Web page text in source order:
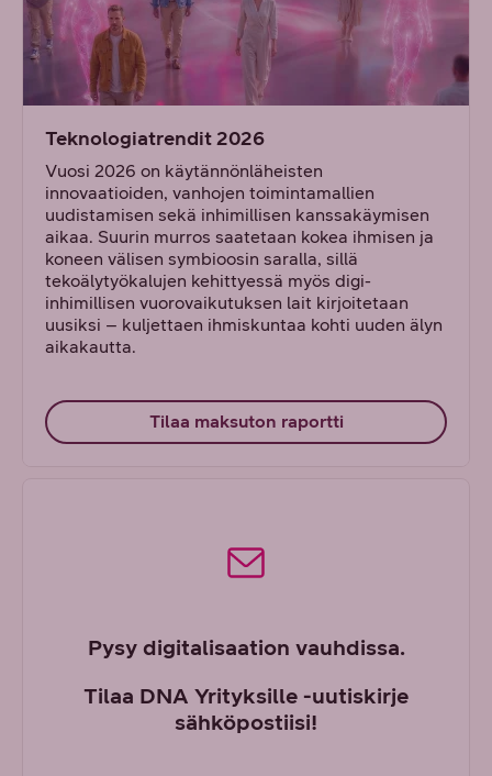
Teknologiatrendit 2026
Vuosi 2026 on käytännönläheisten
innovaatioiden, vanhojen toimintamallien
uudistamisen sekä inhimillisen kanssakäymisen
aikaa. Suurin murros saatetaan kokea ihmisen ja
koneen välisen symbioosin saralla, sillä
tekoälytyökalujen kehittyessä myös digi-
inhimillisen vuorovaikutuksen lait kirjoitetaan
uusiksi – kuljettaen ihmiskuntaa kohti uuden älyn
aikakautta.
Tilaa maksuton raportti
Pysy digitalisaation vauhdissa.
Tilaa DNA Yrityksille -uutiskirje
sähköpostiisi!